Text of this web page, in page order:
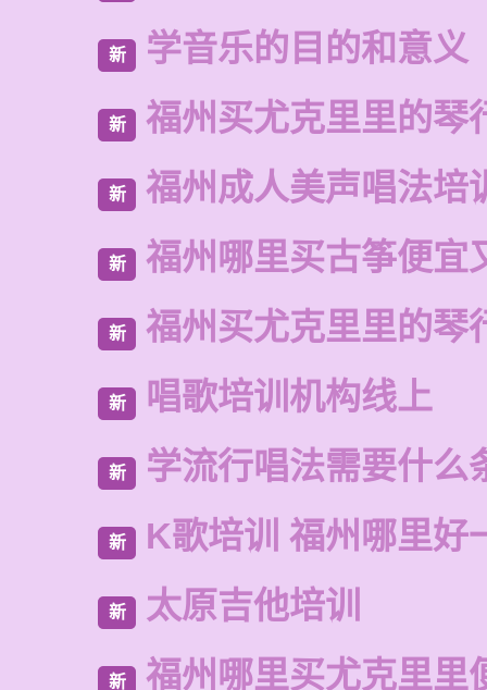
新 学音乐的目的和意义
新 福州买尤克里里的琴
新 福州成人美声唱法培
新 福州哪里买古筝便宜
新 福州买尤克里里的琴
新 唱歌培训机构线上
新 学流行唱法需要什么
新 K歌培训 福州哪里好
新 太原吉他培训
新 福州哪里买尤克里里